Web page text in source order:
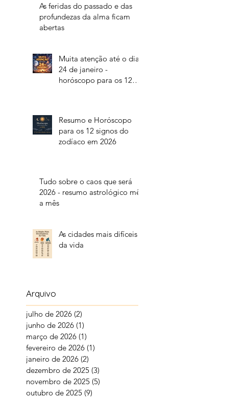
As feridas do passado e das
profundezas da alma ficam
abertas
Muita atenção até o dia
24 de janeiro -
horóscopo para os 12
Resumo e Horóscopo
para os 12 signos do
zodíaco em 2026
Tudo sobre o caos que será
2026 - resumo astrológico mês
a mês
As cidades mais difíceis
da vida
Arquivo
julho de 2026 (2)
junho de 2026 (1)
março de 2026 (1)
fevereiro de 2026 (1)
janeiro de 2026 (2)
dezembro de 2025 (3)
novembro de 2025 (5)
outubro de 2025 (9)